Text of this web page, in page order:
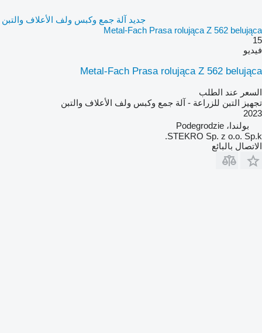
جديد آلة جمع وكبس ولف الأعلاف والتبن
Metal-Fach Prasa rolująca Z 562 belująca
15
فيديو
Metal-Fach Prasa rolująca Z 562 belująca
السعر عند الطلب
تجهيز التبن للزراعة - آلة جمع وكبس ولف الأعلاف والتبن
2023
بولندا، Podegrodzie
STEKRO Sp. z o.o. Sp.k.
الاتصال بالبائع